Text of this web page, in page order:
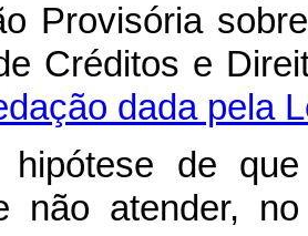
Provisória
Créditos e
dada pela
hipótese de
não atender,